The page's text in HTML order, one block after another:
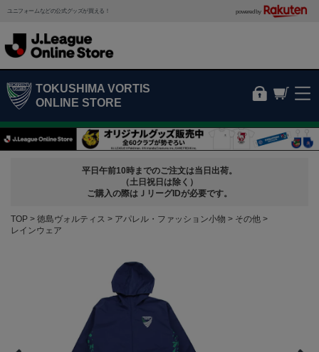
ユニフォームなどの公式グッズが買える！ powered by
TOKUSHIMA VORTIS
ONLINE STORE
平日午前10時までのご注文は当日出荷。
（土日祝日は除く）
ご購入の際はＪリーグIDが必要です。
TOP 徳島ヴォルティス アパレル・ファッション小物
その他
レインウェア